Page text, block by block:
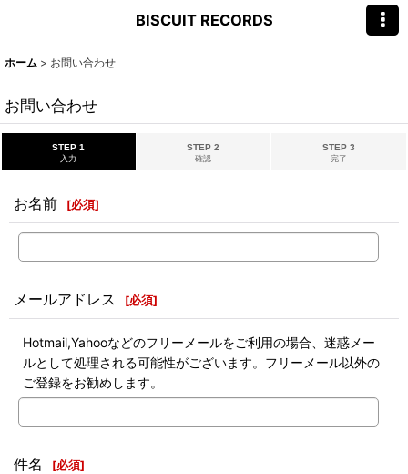
BISCUIT RECORDS
ホーム > お問い合わせ
お問い合わせ
STEP 1
入力
STEP 2
確認
STEP 3
完了
お名前 [必須]
メールアドレス [必須]
Hotmail,Yahooなどのフリーメールをご利用の場合、迷惑メー
ルとして処理される可能性がございます。フリーメール以外の
ご登録をお勧めします。
件名 [必須]